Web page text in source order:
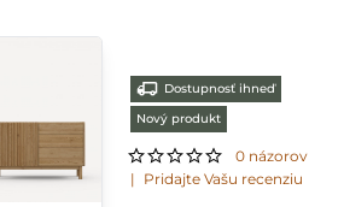
Dostupnosť ihneď
Nový produkt
0 názorov
| Pridajte Vašu recenziu